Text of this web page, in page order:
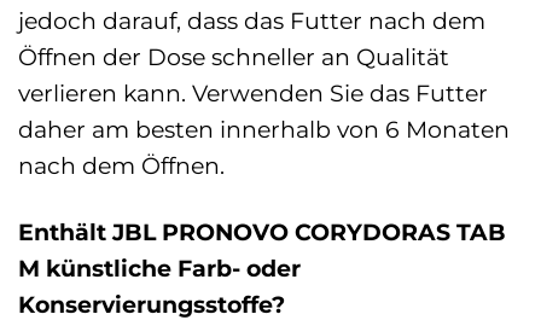
jedoch darauf, dass das Futter nach dem
Öffnen der Dose schneller an Qualität
verlieren kann. Verwenden Sie das Futter
daher am besten innerhalb von 6 Monaten
nach dem Öffnen.
Enthält JBL PRONOVO CORYDORAS TAB
M künstliche Farb- oder
Konservierungsstoffe?